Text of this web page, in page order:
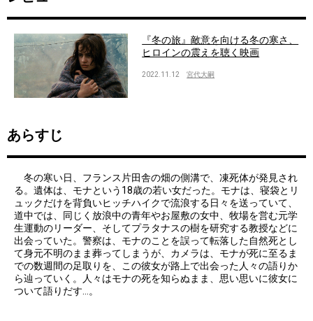
『冬の旅』敵意を向ける冬の寒さ、
ヒロインの震えを聴く映画
2022.11.12 宮代大嗣
あらすじ
冬の寒い日、フランス片田舎の畑の側溝で、凍死体が発見され
る。遺体は、モナという18歳の若い女だった。モナは、寝袋とリ
ュックだけを背負いヒッチハイクで流浪する日々を送っていて、
道中では、同じく放浪中の青年やお屋敷の女中、牧場を営む元学
生運動のリーダー、そしてプラタナスの樹を研究する教授などに
出会っていた。警察は、モナのことを誤って転落した自然死とし
て身元不明のまま葬ってしまうが、カメラは、モナが死に至るま
での数週間の足取りを、この彼女が路上で出会った人々の語りか
ら辿っていく。人々はモナの死を知らぬまま、思い思いに彼女に
ついて語りだす…。